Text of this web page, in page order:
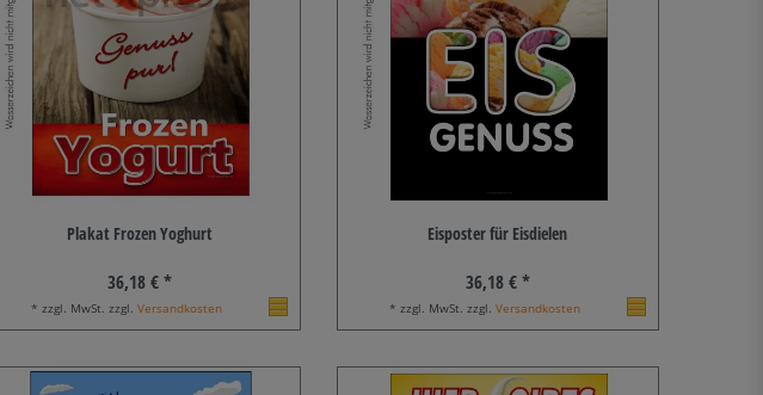
Plakat Frozen Yoghurt
36,18 € *
* zzgl. MwSt. zzgl. Versandkosten
Eisposter für Eisdielen
36,18 € *
* zzgl. MwSt. zzgl. Versandkosten